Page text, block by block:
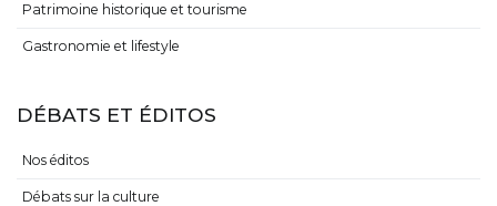
Patrimoine historique et tourisme
Gastronomie et lifestyle
DÉBATS ET ÉDITOS
Nos éditos
Débats sur la culture